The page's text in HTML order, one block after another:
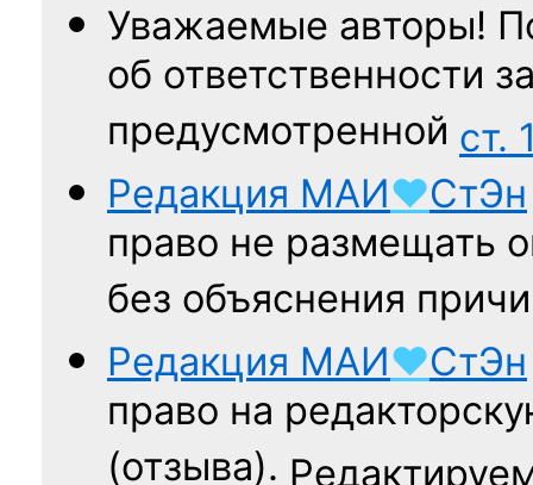
Уважаемые авторы!
об ответственности
предусмотренной ст.
Редакция МАИ♥СтЭн
право не размещать
без объяснения
Редакция МАИ♥СтЭн
право на
(отзыва).